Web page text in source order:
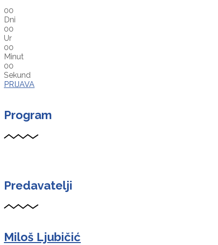
00
Dni
00
Ur
00
Minut
00
Sekund
PRIJAVA
Program
Predavatelji
Miloš Ljubičić